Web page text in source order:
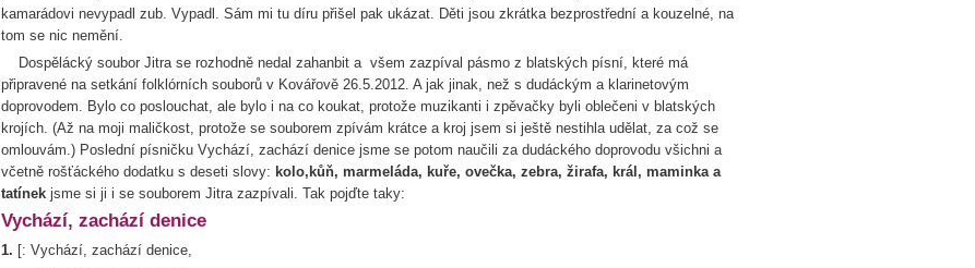
kamarádovi nevypadl zub. Vypadl. Sám mi tu díru přišel pak ukázat. Děti jsou zkrátka bezprostřední a kouzelné, na
tom se nic nemění.
Dospělácký soubor Jitra se rozhodně nedal zahanbit a všem zazpíval pásmo z blatských písní, které má
připravené na setkání folklórních souborů v Kovářově 26.5.2012. A jak jinak, než s dudáckým a klarinetovým
doprovodem. Bylo co poslouchat, ale bylo i na co koukat, protože muzikanti i zpěvačky byli oblečeni v blatských
krojích. (Až na moji maličkost, protože se souborem zpívám krátce a kroj jsem si ještě nestihla udělat, za což se
omlouvám.) Poslední písničku Vychází, zachází denice jsme se potom naučili za dudáckého doprovodu všichni a
včetně rošťáckého dodatku s deseti slovy: kolo,kůň, marmeláda, kuře, ovečka, zebra, žirafa, král, maminka a
tatínek jsme si ji i se souborem Jitra zazpívali. Tak pojďte taky:
Vychází, zachází denice
1. [: Vychází, zachází denice,